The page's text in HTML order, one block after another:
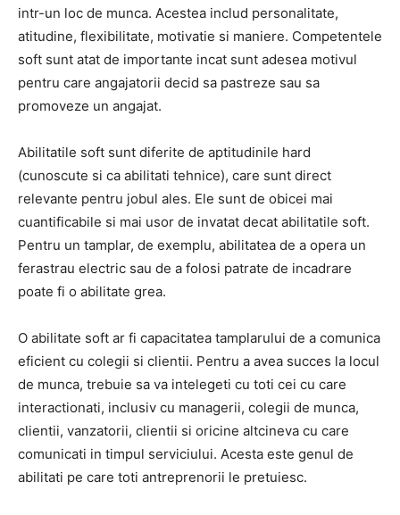
intr-un loc de munca. Acestea includ personalitate,
atitudine, flexibilitate, motivatie si maniere. Competentele
soft sunt atat de importante incat sunt adesea motivul
pentru care angajatorii decid sa pastreze sau sa
promoveze un angajat.
Abilitatile soft sunt diferite de aptitudinile hard
(cunoscute si ca abilitati tehnice), care sunt direct
relevante pentru jobul ales. Ele sunt de obicei mai
cuantificabile si mai usor de invatat decat abilitatile soft.
Pentru un tamplar, de exemplu, abilitatea de a opera un
ferastrau electric sau de a folosi patrate de incadrare
poate fi o abilitate grea.
O abilitate soft ar fi capacitatea tamplarului de a comunica
eficient cu colegii si clientii. Pentru a avea succes la locul
de munca, trebuie sa va intelegeti cu toti cei cu care
interactionati, inclusiv cu managerii, colegii de munca,
clientii, vanzatorii, clientii si oricine altcineva cu care
comunicati in timpul serviciului. Acesta este genul de
abilitati pe care toti antreprenorii le pretuiesc.